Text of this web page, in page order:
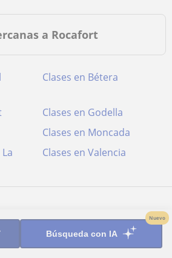
Búsqueda con IA
Nuevo
a Rocafort
Clases en Bétera
Clases en Godella
Clases en Moncada
Clases en Valencia